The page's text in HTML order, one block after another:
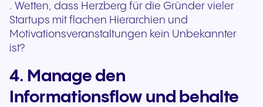
. Wetten, dass Herzberg für die Gründer vieler
Startups mit flachen Hierarchien und
Motivationsveranstaltungen kein Unbekannter
ist?
4. Manage den
Informationsflow und behalte